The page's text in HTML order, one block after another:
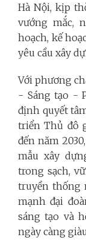
Hà Nội, kịp
vướng mắc,
hoạch, kế
yêu cầu xây
Với phương
- Sáng tạo -
định quyết
triển Thủ đô
đến năm
mẫu xây
trong sạch,
truyền thống
mạnh đại
sáng tạo và
ngày càng